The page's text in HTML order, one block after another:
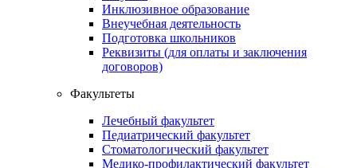
Инклюзивное образование
Внеучебная деятельность
Подготовка школьников
Реквизиты (для оплаты и заключения
договоров)
Факультеты
Лечебный факультет
Педиатрический факультет
Стоматологический факультет
Медико-профилактический факультет